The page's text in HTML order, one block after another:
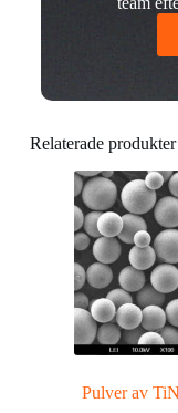
Relaterade produkter
Pulver av